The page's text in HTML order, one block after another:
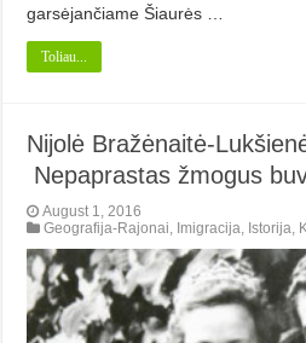
garsėjančiame Šiaurės …
Toliau...
Nijolė Bražėnaitė-
Nepaprastas žmogus
August 1, 2016
Geografija-Rajonai, Imigracija, Istorija,